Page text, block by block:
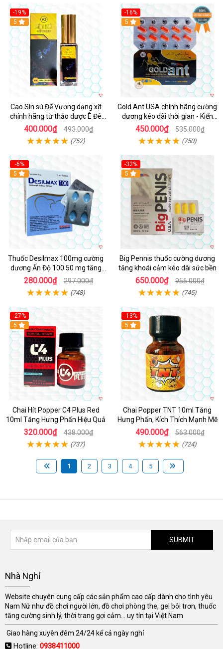
-19%
5
Cao Sìn sú Đế Vương dạng xịt
chính hãng từ thảo dược Ê Đê
Việt Nam
400.000₫ 493.000₫
(752)
-16%
5
Gold Ant USA chính hãng cường
dương kéo dài thời gian - Kiến
Vàng Đen Tây Tạng
450.000₫ 535.000₫
(750)
-6%
5
Thuốc Desilmax 100mg cường
dương Ấn Độ 100 50 mg tăng
sinh lý tốt nhất
280.000₫ 297.000₫
(748)
-32%
5
Big Pennis thuốc cường dương
tăng khoái cảm kéo dài sức bền
650.000₫ 956.000₫
(745)
-27%
5
Chai Hít Popper C4 Plus Red
10ml Tăng Hưng Phấn Hiệu Quả
320.000₫ 438.000₫
(737)
-13%
5
Chai Popper TNT 10ml Tăng
Hưng Phấn, Kích Thích Mạnh Mẽ
490.000₫ 563.000₫
(724)
1 2 3 4 5
SUBMIT
Nhà Nghỉ
Website chuyên cung cấp các sản phẩm cao cấp dành cho tình yêu
Nam Nữ như đồ chơi người lớn, đồ chơi phòng the, gel bôi trơn, thuốc
tăng cường sinh lý, thời trang gợi cảm... uy tín tại Việt Nam
Giao hàng xuyên đêm 24/24 kể cả ngày nghỉ
Hotline: 0938411000